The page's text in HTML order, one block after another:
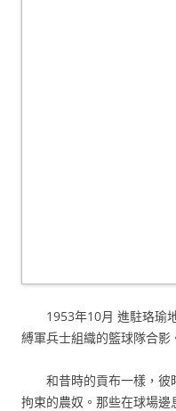
1953年10月 進駐珞瑜
縛軍兵士組織的籃球隊合影
和昔時的貢布一樣，彼
拘束的農奴。那些在球場